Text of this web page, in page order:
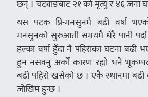
छन् । चट्याङबाट २१ को मृत्यु र ४६ जना
यस पटक प्रि-मनसुनमै बढी वर्षा
मनसुनको सुरुआती समयमै धेरै पानी
हल्का वर्षा हुँदा नै पहिराका घटना बढी
हुन नसक्नु अर्काे कारण रह्यो भने
बढी पहिरो खसेको छ । एकै स्थानमा बढी
जोखिम हुन्छ ।